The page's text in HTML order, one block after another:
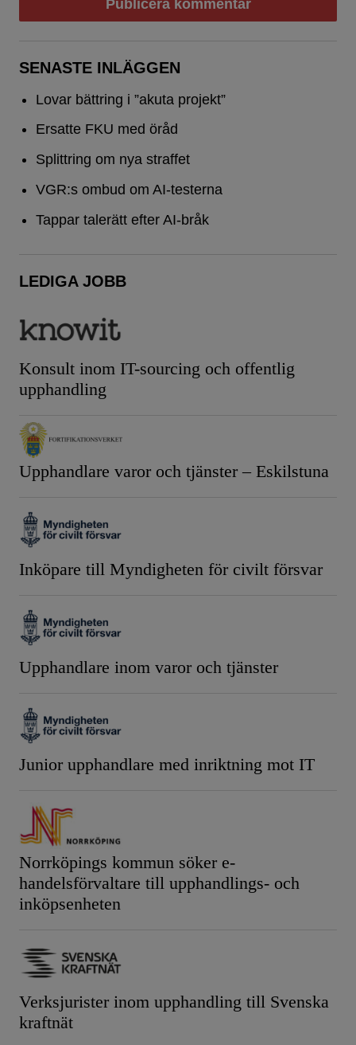
SENASTE INLÄGGEN
Lovar bättring i ”akuta projekt”
Ersatte FKU med öråd
Splittring om nya straffet
VGR:s ombud om AI-testerna
Tappar talerätt efter AI-bråk
LEDIGA JOBB
Konsult inom IT-sourcing och offentlig
upphandling
Upphandlare varor och tjänster – Eskilstuna
Inköpare till Myndigheten för civilt försvar
Upphandlare inom varor och tjänster
Junior upphandlare med inriktning mot IT
Norrköpings kommun söker e-
handelsförvaltare till upphandlings- och
inköpsenheten
Verksjurister inom upphandling till Svenska
kraftnät